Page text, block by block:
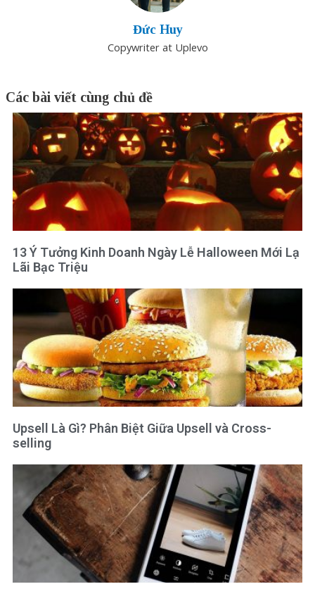
Đức Huy
Copywriter at Uplevo
Các bài viết cùng chủ đề
13 Ý Tưởng Kinh Doanh Ngày Lễ Halloween Mới Lạ
Lãi Bạc Triệu
Upsell Là Gì? Phân Biệt Giữa Upsell và Cross-
selling